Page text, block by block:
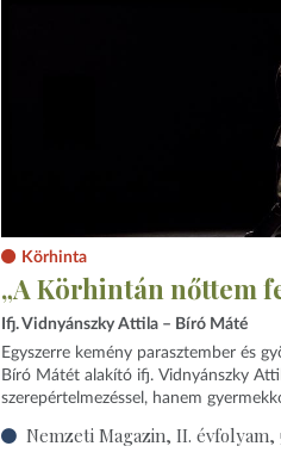
Körhinta
„A Körhintán nőttem
Ifj. Vidnyánszky Attila – Bíró Máté
Egyszerre kemény parasztember és
Bíró Mátét alakító ifj. Vidnyánszky
szerepértelmezéssel, hanem
Nemzeti Magazin, II. évfolyam,